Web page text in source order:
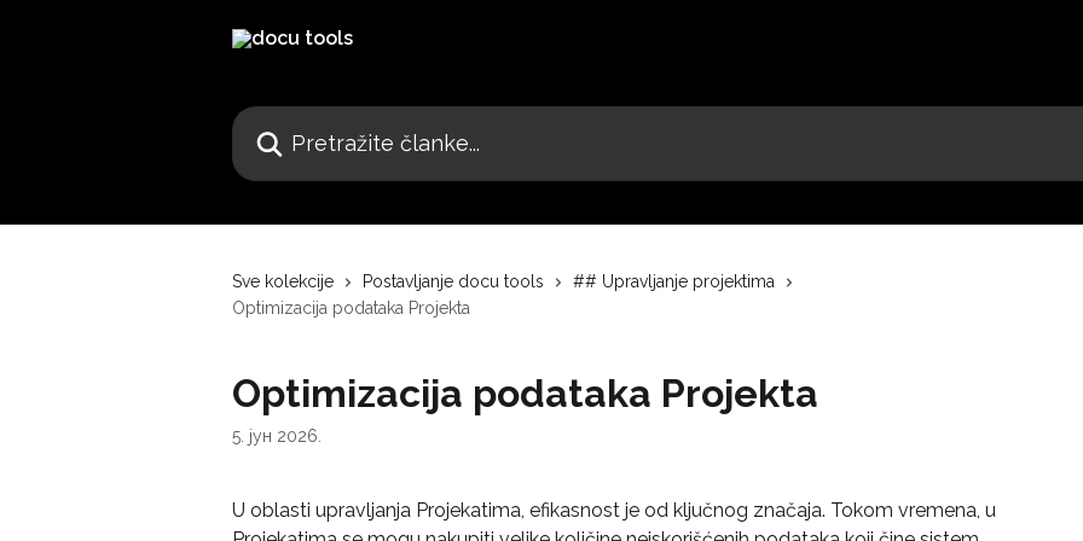
Pretražite članke...
Sve kolekcije Postavljanje docu tools
## Upravljanje projektima
Optimizacija podataka Projekta
Optimizacija podataka Projekta
5. јун 2026.
U oblasti upravljanja Projekatima, efikasnost je od ključnog značaja. Tokom vremena, u